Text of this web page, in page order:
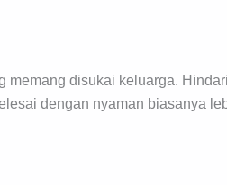
memang disukai keluarga.
dengan nyaman biasanya